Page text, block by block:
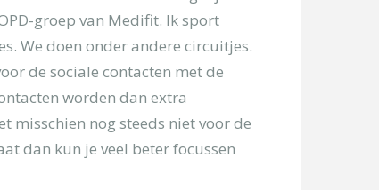
groep van Medifit. Ik sport
We doen onder andere circuitjes.
de sociale contacten met de
worden dan extra
misschien nog steeds niet voor de
dan kun je veel beter focussen